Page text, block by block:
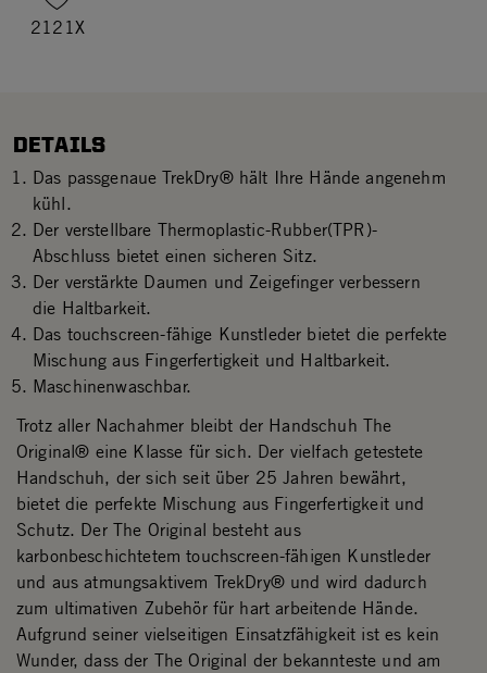
2121X
DETAILS
Das passgenaue TrekDry® hält Ihre Hände angenehm
kühl.
Der verstellbare Thermoplastic-Rubber(TPR)-
Abschluss bietet einen sicheren Sitz.
Der verstärkte Daumen und Zeigefinger verbessern
die Haltbarkeit.
Das touchscreen-fähige Kunstleder bietet die perfekte
Mischung aus Fingerfertigkeit und Haltbarkeit.
Maschinenwaschbar.
Trotz aller Nachahmer bleibt der Handschuh The
Original® eine Klasse für sich. Der vielfach getestete
Handschuh, der sich seit über 25 Jahren bewährt,
bietet die perfekte Mischung aus Fingerfertigkeit und
Schutz. Der The Original besteht aus
karbonbeschichtetem touchscreen-fähigen Kunstleder
und aus atmungsaktivem TrekDry® und wird dadurch
zum ultimativen Zubehör für hart arbeitende Hände.
Aufgrund seiner vielseitigen Einsatzfähigkeit ist es kein
Wunder, dass der The Original der bekannteste und am